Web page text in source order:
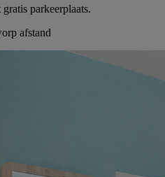
parkeerplaats.
afstand